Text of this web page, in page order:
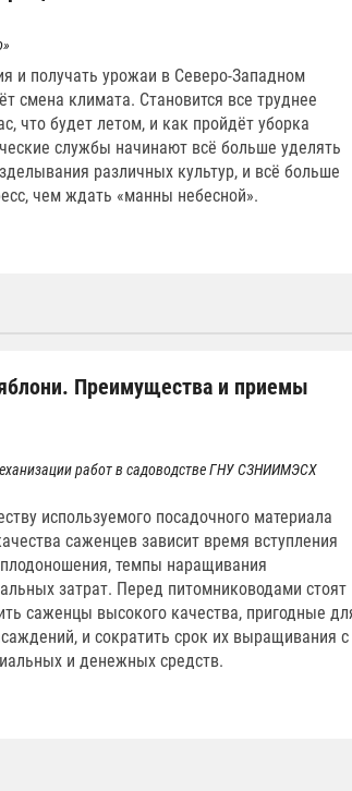
и получать урожаи в Северо-Западном
смена климата. Становится все труднее
что будет летом, и как пройдёт уборка
службы начинают всё больше уделять
различных культур, и всё больше
чем ждать «манны небесной».
Преимущества и приемы
работ в садоводстве ГНУ СЗНИИМЭСХ
используемого посадочного материала
саженцев зависит время вступления
темпы наращивания
затрат. Перед питомниководами стоят
саженцы высокого качества, пригодные
и сократить срок их выращивания с
и денежных средств.